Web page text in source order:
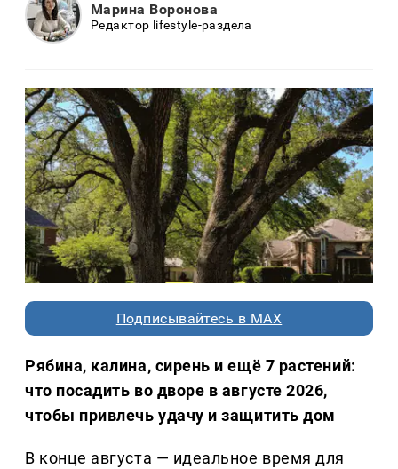
Марина Воронова
Редактор lifestyle-раздела
Подписывайтесь в MAX
Рябина, калина, сирень и ещё 7 растений:
что посадить во дворе в августе 2026,
чтобы привлечь удачу и защитить дом
В конце августа — идеальное время для